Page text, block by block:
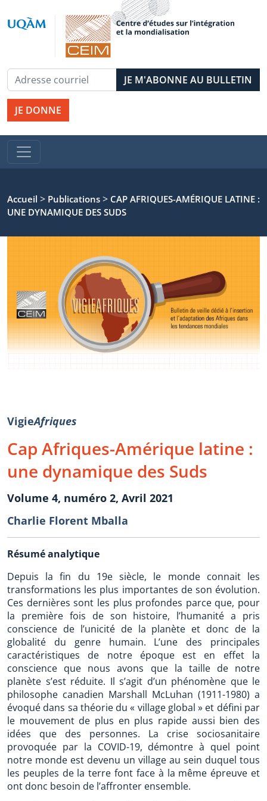
JE DONNE
Accueil > Publications > CAP AFRIQUES-AMÉRIQUE LATINE :
UNE DYNAMIQUE DES SUDS
VigieAfriques
Cap Afriques-Amérique latine :
une dynamique des Suds
Volume 4, numéro 2, Avril 2021
Charlie Florent Mballa
Résumé analytique
Depuis la fin du 19e siècle, le monde connait les
transformations les plus importantes de son évolution.
Ces dernières sont les plus profondes parce que, pour
la première fois de son histoire, l’humanité a pris
conscience de l’unicité de la planète et donc de la
globalité du genre humain. L’une des principales
caractéristiques de notre époque est en effet la
conscience que nous avons que la taille de notre
planète s’est réduite. Il s’agit d’un phénomène que le
philosophe canadien Marshall McLuhan (1911-1980) a
évoqué dans sa théorie du « village global » et défini par
le mouvement de plus en plus rapide aussi bien des
idées que des personnes. La crise sociosanitaire
provoquée par la COVID-19, démontre à quel point
notre monde est devenu un village au sein duquel tous
les peuples de la terre font face à la même épreuve et
ont donc besoin de l’affronter ensemble.